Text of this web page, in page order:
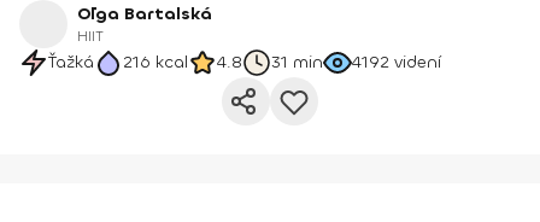
Oľga Bartalská
HIIT
Ťažká 216 kcal 4.8 31 min 4192 videní